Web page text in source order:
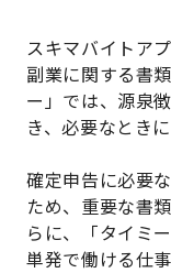
スキマバイトア
副業に関する書
ー」では、源泉
き、必要なとき
確定申告に必要
ため、重要な書
らに、「タイミ
単発で働ける仕